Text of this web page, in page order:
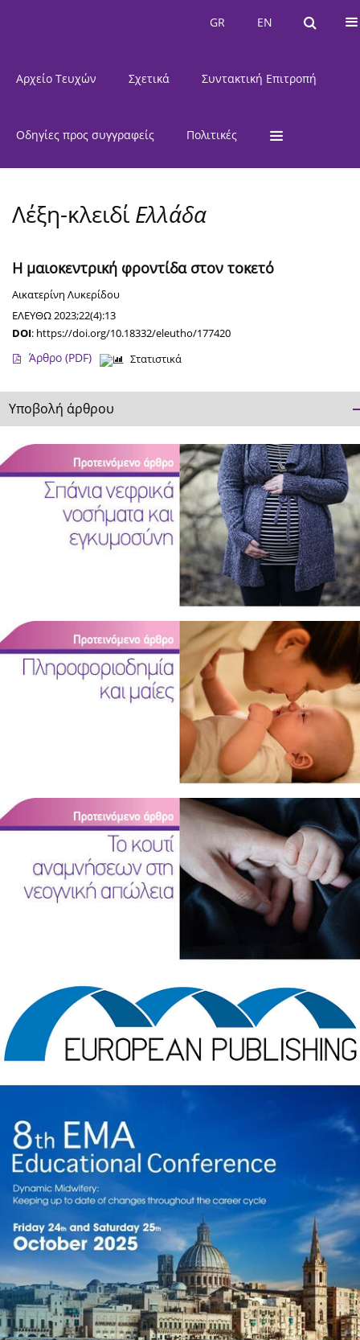
EN
GR EN
GR
Αρχείο Τευχών Σχετικά Συντακτική Επιτροπή
Οδηγίες προς συγγραφείς Πολιτικές
Λέξη-κλειδί Ελλάδα
Η μαιοκεντρική φροντίδα στον τοκετό
Αικατερίνη Λυκερίδου
ΕΛΕΥΘΩ 2023;22(4):13
DOI: https://doi.org/10.18332/eleutho/177420
Άρθρο (PDF) Στατιστικά
Υποβολή άρθρου